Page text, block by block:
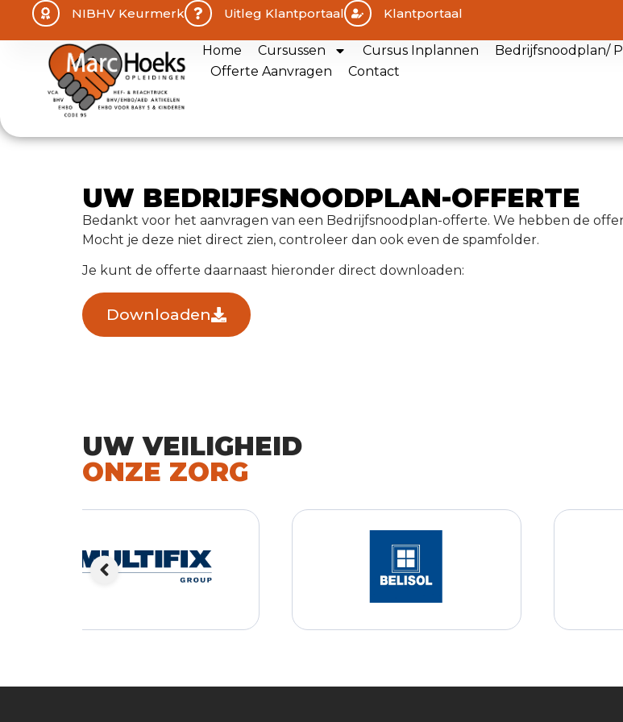
NIBHV Keurmerk Uitleg Klantportaal Klantportaal
Home Cursussen Cursus Inplannen Bedrijfsnoodplan/
Offerte Aanvragen
Contact
UW BEDRIJFSNOODPLAN-OFFERTE
Bedankt voor het aanvragen van een Bedrijfsnoodplan-offerte. We hebben de
Mocht je deze niet direct zien, controleer dan ook even de spamfolder.
Je kunt de offerte daarnaast hieronder direct downloaden:
downloaden
UW VEILIGHEID
ONZE ZORG